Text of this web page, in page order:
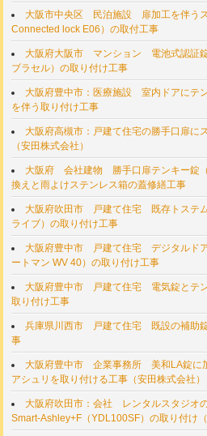
大阪市中央区 民泊施設 扉加工を伴う
Connected lock E06）の取付工事
大阪府大阪市 マンション 電池式認証
ブラセル）の取り付け工事
大阪府豊中市：医療施設 室内ドアにテ
を伴う取り付け工事
大阪府高槻市：戸建て住宅の勝手口扉に
（安田株式会社）
大阪府 会社建物 勝手口扉テンキー錠
換えと雨よけステンレス箱の蓋修繕工事
大阪府吹田市 戸建て住宅 既存トステ
ライブ）の取り付け工事
大阪府豊中市 戸建て住宅 デジタルド
ートマン WV 40）の取り付け工事
大阪府豊中市 戸建て住宅 電気錠とテ
取り付け工事
兵庫県川西市 戸建て住宅 既設の補助
事
大阪府豊中市 企業事務所 美和LA錠に
アシュリを取り付ける工事（安田株式会社）
大阪府吹田市：会社 レンタルスタジオ
Smart-Ashley+F（YDL100SF）の取り付け（